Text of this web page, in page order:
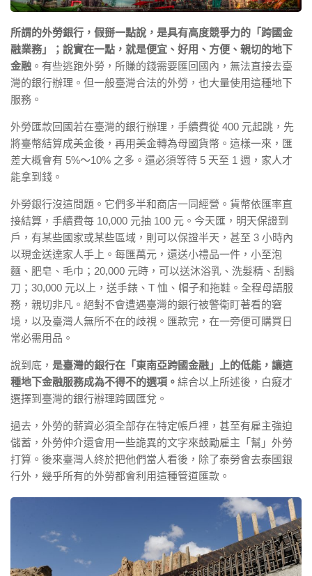
所謂的外勞銀行，假掰一點說，是具有高度競爭力的「跨國金
融業務」；說實在一點，就是便宜、好用、方便、親切的地下
金融 。有些逃跑外勞，所賺的錢需要匯回國內，無法直接去臺
灣的銀行辦理。但一般臺灣合法的外勞，也大量使用這種地下
服務。
外勞匯款回國若在臺灣的銀行辦理，手續費從 400 元起跳，先
將臺幣結算成美金後，再用美金轉為母國貨幣。這樣一來，匯
差大概會有 5%～10% 之多。還必須等待 5 天至 1 週，家人才
能拿到錢。
外勞銀行沒這問題。它們多半和商店一同經營。貨幣依匯率直
接結算，手續費每 10,000 元抽 100 元。今天匯，明天保證到
戶，有某些國家或某些區域，則可以保證半天，甚至 3 小時內
以現金送達家人手上。每匯萬元，還送小禮品一件，小至泡
麵、肥皂、毛巾；20,000 元時，可以送沐浴乳、洗髮精、刮鬍
刀；30,000 元以上，送手錶、T 恤、帽子和拖鞋。全程母語服
務，親切非凡。絕對不會遭遇臺灣的銀行被警衛盯著看的窘
境，以及臺灣人無所不在的歧視。匯款完，在一旁便可購買日
常必需用品。
說到底， 是臺灣的銀行在「東南亞跨國金融」上的低能，讓這
種地下金融服務成為不得不的選項。 綜合以上所述後，白癡才
選擇到臺灣的銀行辦理跨國匯兌。
過去，外勞的薪資必須全部存在特定帳戶裡，甚至有雇主強迫
儲蓄，外勞仲介還會用一些詭異的文字來鼓勵雇主「幫」外勞
打算。後來臺灣人終於把他們當人看後，除了泰勞會去泰國銀
行外，幾乎所有的外勞都會利用這種管道匯款。